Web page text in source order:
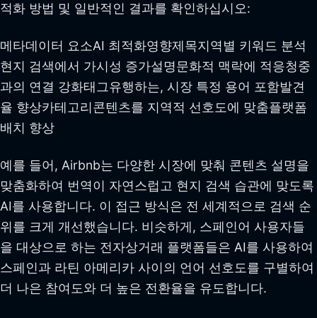
적화 방법 및 일반적인 결과를 확인하십시오:
메타데이터 요소AI 최적화영향제목지역별 키워드 분석
현지 검색에서 가시성 증가설명문화적 맥락에 적응청중
과의 연결 강화태그유행하는, 시장 특정 용어 포함발견
율 향상카테고리콘텐츠를 지역적 선호도에 맞춤플랫폼
배치 향상
예를 들어, Airbnb는 다양한 시장에 맞춰 콘텐츠 설명을
맞춤화하여 번역이 자연스럽고 현지 검색 습관에 맞도록
AI를 사용합니다. 이 접근 방식은 전 세계적으로 검색 순
위를 크게 개선했습니다. 비슷하게, 스페인어 사용자들
을 대상으로 하는 전자상거래 플랫폼들은 AI를 사용하여
스페인과 라틴 아메리카 사이의 언어 선호도를 구별하여
더 나은 참여도와 더 높은 전환율을 유도합니다.